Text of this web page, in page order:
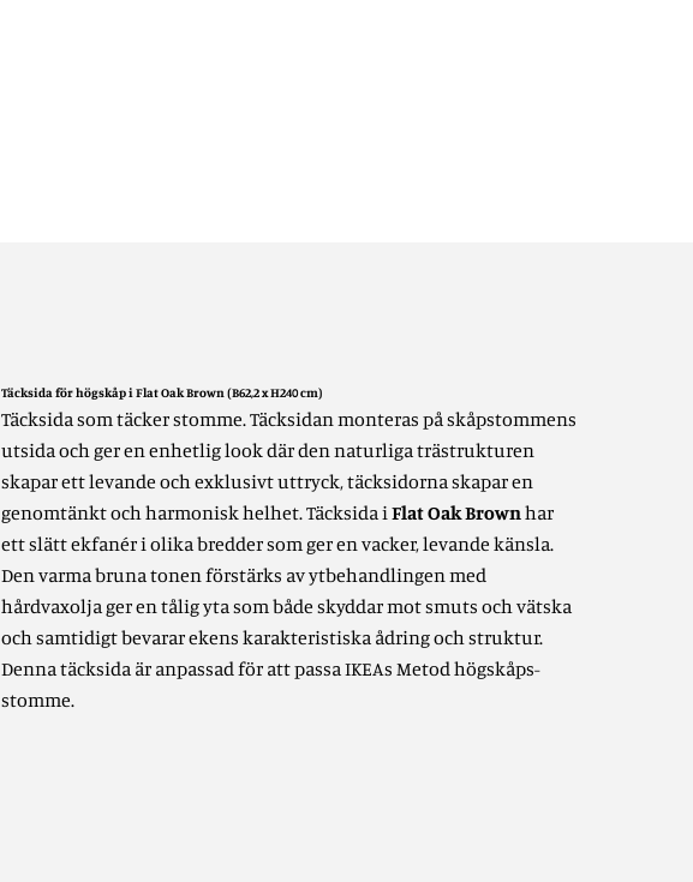
Täcksida för högskåp i Flat Oak Brown (B62,2 x H240 cm)
Täcksida som täcker stomme. Täcksidan monteras på skåpstommens
utsida och ger en enhetlig look där den naturliga trästrukturen
skapar ett levande och exklusivt uttryck, täcksidorna skapar en
genomtänkt och harmonisk helhet.Täcksida iFlat Oak Brownhar
ett slätt ekfanér i olika bredder som ger en vacker, levande känsla.
Den varma bruna tonen förstärks av ytbehandlingen med
hårdvaxolja ger en tålig yta som både skyddar mot smuts och vätska
och samtidigt bevarar ekens karakteristiska ådring och struktur.
Denna täcksida är anpassad för att passa IKEAs Metod högskåps-
stomme.